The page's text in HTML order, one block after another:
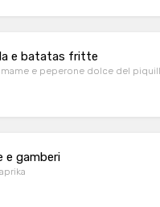
e batatas fritte
e peperone dolce del
e gamberi